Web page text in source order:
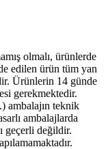
olmalı, ürünlerde
edilen ürün tüm yan
Ürünlerin 14 günde
gerekmektedir.
ambalajın teknik
ambalajlarda
geçerli değildir.